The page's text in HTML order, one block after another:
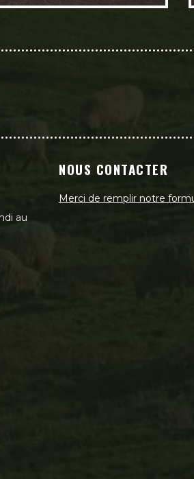
au
NOUS CONTACTER
Merci de remplir notre